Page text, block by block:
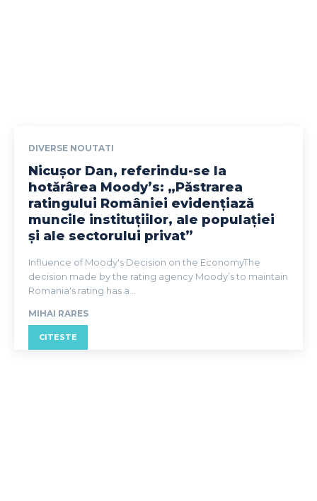
DIVERSE NOUTATI
Nicușor Dan, referindu-se la
hotărârea Moody’s: „Păstrarea
ratingului României evidențiază
muncile instituțiilor, ale populației
și ale sectorului privat”
Influence of Moody's Decision on the EconomyThe
decision made by the rating agency Moody’s to maintain
Romania's rating has a...
MIHAI RARES
CITESTE